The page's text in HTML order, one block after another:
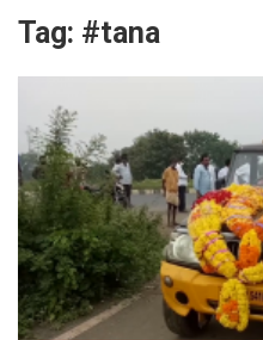
Tag: #tana